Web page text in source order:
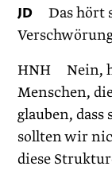
JD Das hört
HNH Nein,
Menschen,
glauben, dass
sollten wir
diese